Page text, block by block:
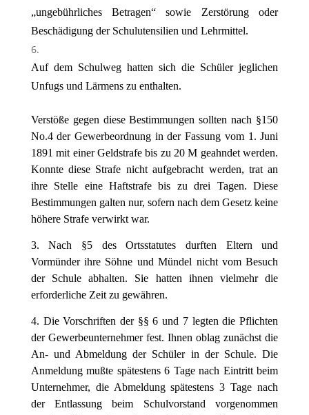
„ungebührliches Betragen“ sowie Zerstörung oder
Beschädigung der Schulutensilien und Lehrmittel.
Auf dem Schulweg hatten sich die Schüler jeglichen
Unfugs und Lärmens zu enthalten.
Verstöße gegen diese Bestimmungen sollten nach §150
No.4 der Gewerbeordnung in der Fassung vom 1. Juni
1891 mit einer Geldstrafe bis zu 20 M geahndet werden.
Konnte diese Strafe nicht aufgebracht werden, trat an
ihre Stelle eine Haftstrafe bis zu drei Tagen. Diese
Bestimmungen galten nur, sofern nach dem Gesetz keine
höhere Strafe verwirkt war.
3. Nach §5 des Ortsstatutes durften Eltern und
Vormünder ihre Söhne und Mündel nicht vom Besuch
der Schule abhalten. Sie hatten ihnen vielmehr die
erforderliche Zeit zu gewähren.
4. Die Vorschriften der §§ 6 und 7 legten die Pflichten
der Gewerbeunternehmer fest. Ihnen oblag zunächst die
An- und Abmeldung der Schüler in der Schule. Die
Anmeldung mußte spätestens 6 Tage nach Eintritt beim
Unternehmer, die Abmeldung spätestens 3 Tage nach
der Entlassung beim Schulvorstand vorgenommen